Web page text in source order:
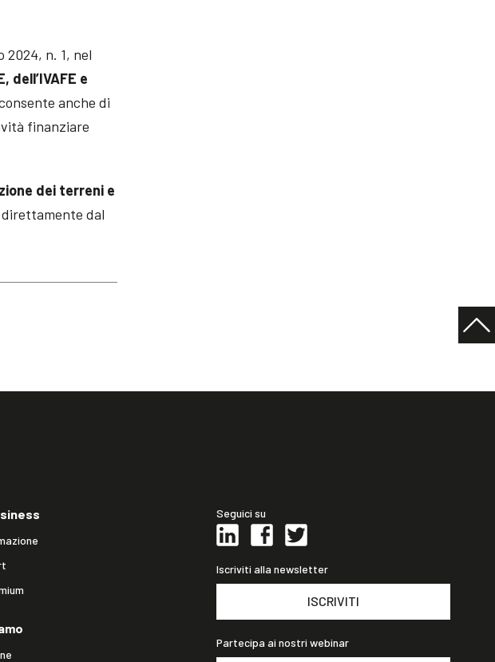
2024, n. 1, nel
dell’IVAFE e
anche di
finanziare
dei terreni e
dal
Seguici su
Iscriviti alla newsletter
ISCRIVITI
Partecipa ai nostri webinar